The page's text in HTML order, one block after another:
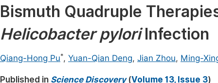
Materials Science
Mathematics & Physics
Electrical & Computer Science
Earth, Energy & Environment
Architecture & Civil Engineering
Bismuth Quadruple
Helicobacter pyloriInfection
Qiang-Hong Pu*, Yuan-Qian Deng, Jian Zhou, Ming-
Published in Science Discovery(Volume 13, Issue 3)